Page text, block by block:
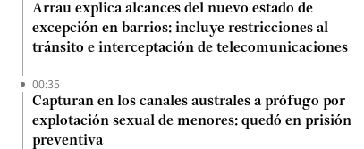
Arrau explica alcances del nuevo estado de
excepción en barrios: incluye restricciones al
tránsito e interceptación de telecomunicaciones
00:35
Capturan en los canales australes a prófugo por
explotación sexual de menores: quedó en prisión
preventiva